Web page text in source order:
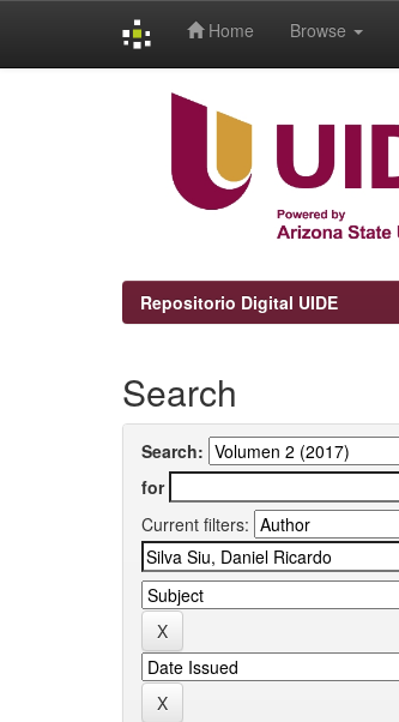
Home Browse
Repositorio Digital UIDE
Search
Search:
for
Current filters: